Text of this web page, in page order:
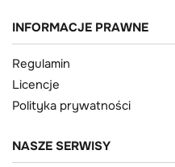
INFORMACJE PRAWNE
Regulamin
Licencje
Polityka prywatności
NASZE SERWISY